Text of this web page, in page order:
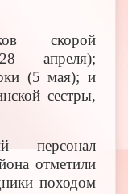
скорой
апреля);
(5 мая); и
сестры,
персонал
отметили
походом